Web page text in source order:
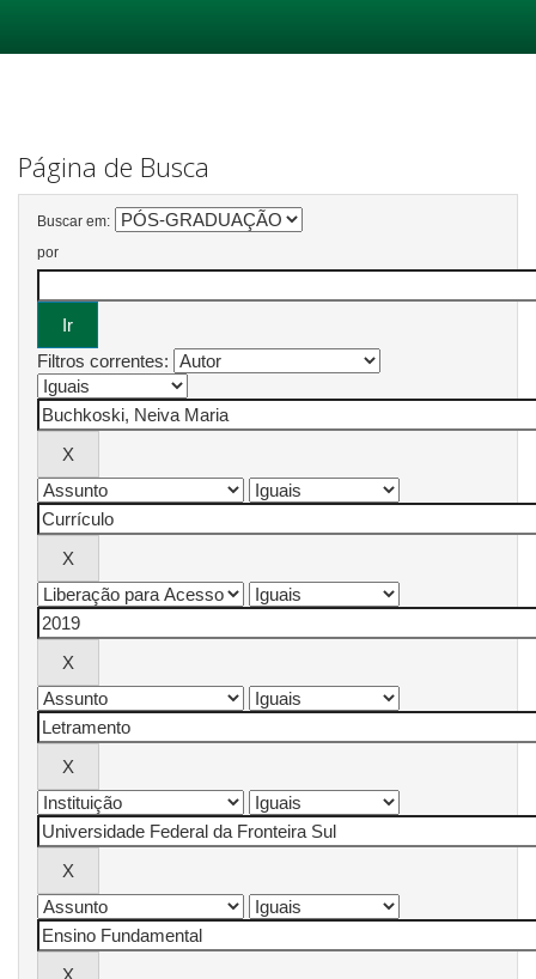
Página de Busca
Buscar em:
por
Filtros correntes: